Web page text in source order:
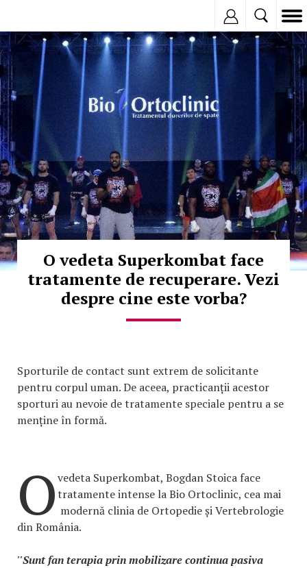
© Copyright:
O vedeta Superkombat face
tratamente de recuperare. Vezi
despre cine este vorba?
Sporturile de contact sunt extrem de solicitante
pentru corpul uman. De aceea, practicanții acestor
sporturi au nevoie de tratamente speciale pentru a se
menține în formă.
Ovedeta Superkombat, Bogdan Stoica face
tratamente intense la Bio Ortoclinic, cea mai
modernă clinia de Ortopedie și Vertebrologie
din România.
''Sunt fan terapia prin mobilizare continua pasiva